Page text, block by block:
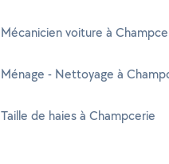
Mécanicien voiture à
Ménage - Nettoyage à
Taille de haies à Champcerie